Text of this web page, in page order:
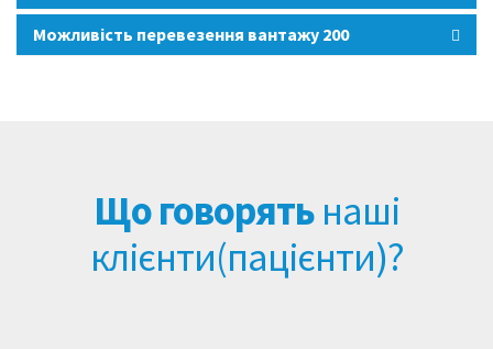
Можливість перевезення вантажу 200
Що говорятьнаші
клієнти(пацієнти)?